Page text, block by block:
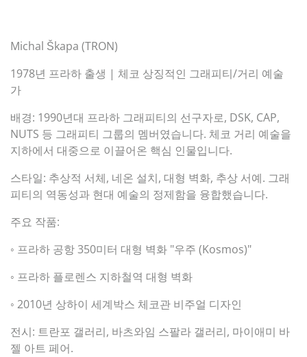
Michal Škapa (TRON)
1978년 프라하 출생 | 체코 상징적인 그래피티/거리 예술
가
배경: 1990년대 프라하 그래피티의 선구자로, DSK, CAP,
NUTS 등 그래피티 그룹의 멤버였습니다. 체코 거리 예술을
지하에서 대중으로 이끌어온 핵심 인물입니다.
스타일: 추상적 서체, 네온 설치, 대형 벽화, 추상 서예. 그래
피티의 역동성과 현대 예술의 정제함을 융합했습니다.
주요 작품:
◦ 프라하 공항 350미터 대형 벽화 "우주 (Kosmos)"
◦ 프라하 플로렌스 지하철역 대형 벽화
◦ 2010년 상하이 세계박스 체코관 비주얼 디자인
전시: 트란포 갤러리, 바츠와임 스팔라 갤러리, 마이애미 바
젤 아트 페어.